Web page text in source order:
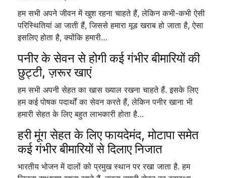
हम सभी अपने जीवन में खुश रहना चाहते हैं, लेकिन कभी-कभी ऐसी
परिस्थितियां आ जाती हैं, जिससे हमारा मूड खराब हो जाता है, ऐसा
इसलिए होता है, क्योंकि हमारी…
पनीर के सेवन से होगी कई गंभीर बीमारियों की
छुट्टी, ज़रूर खाएं
हम सभी अपनी सेहत का खास ख्याल रखना चाहते हैं. इसके लिए
हम कई पोषक पदार्थों का सेवन करते हैं, लेकिन पनीर खाना भी
हमारी सेहत के लिए बहुत लाभकारी होता है…
हरी मूंग सेहत के लिए फायदेमंद, मोटापा समेत
कई गंभीर बीमारियों से दिलाए निजात
भारतीय भोजन में दालों को प्रमुख स्थान पर रखा जाता है. हम